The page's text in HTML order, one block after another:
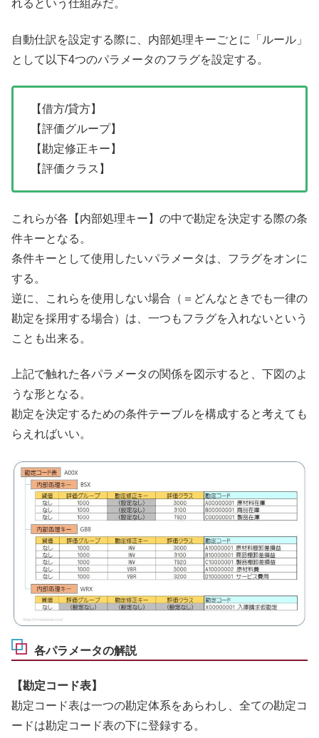
れるという仕組みだ。
自動仕訳を設定する際に、内部処理キーごとに「ルール」
として以下4つのパラメータのフラグを設定する。
【借方/貸方】
【評価グループ】
【勘定修正キー】
【評価クラス】
これらが各【内部処理キー】の中で勘定を決定する際の条
件キーとなる。
条件キーとして使用したいパラメータは、フラグをオンに
する。
逆に、これらを使用しない場合（＝どんなときでも一律の
勘定を採用する場合）は、一つもフラグを入れないという
ことも出来る。
上記で触れた各パラメータの関係を図示すると、下図のよ
うな形となる。
勘定を決定するための条件テーブルを構成すると考えても
らえればいい。
各パラメータの解説
【勘定コード表】
勘定コード表は一つの勘定体系をあらわし、全ての勘定コ
ードは勘定コード表の下に登録する。